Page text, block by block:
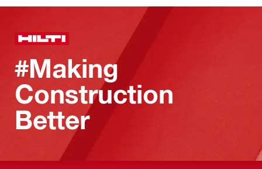
#Making
Construction
Better